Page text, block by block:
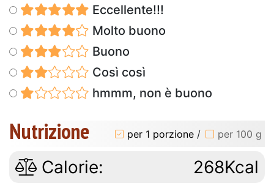
Eccellente!!!
Molto buono
Buono
Così così
hmmm, non è buono
Nutrizione per 1 porzione / per 100 g
Calorie: 268Kcal